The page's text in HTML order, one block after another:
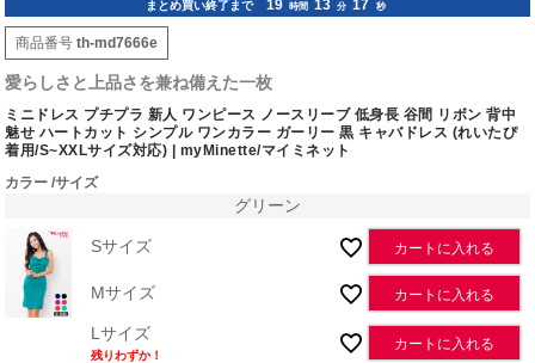
まとめ買い終了まで 19 時間 13 分 16 秒
商品番号 th-md7666e
愛らしさと上品さを兼ね備えた一枚
ミニドレス プチプラ 新人 ワンピース ノースリーブ 低身長 谷間 リボン 背中
魅せ ハートカット シンプル ワンカラー ガーリー 黒 キャバドレス (れいたぴ
着用/S~XXLサイズ対応) | myMinette/マイミネット
カラー サイズ
グリーン
Sサイズ カートに入れる
Mサイズ カートに入れる
Lサイズ
残りわずか！
カートに入れる